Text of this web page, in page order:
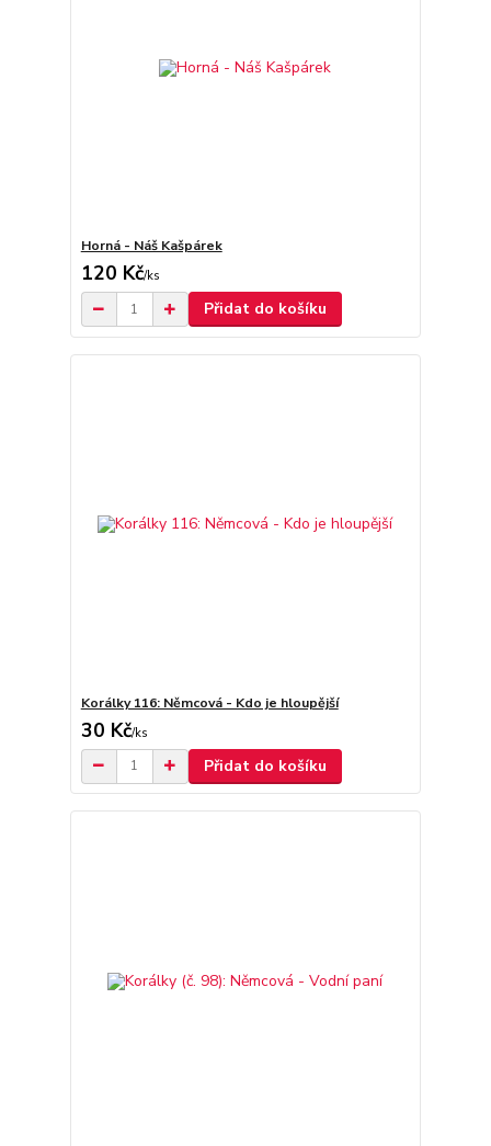
Horná - Náš Kašpárek
120 Kč/ks
Přidat do košíku
Korálky 116: Němcová - Kdo je hloupější
30 Kč/ks
Přidat do košíku